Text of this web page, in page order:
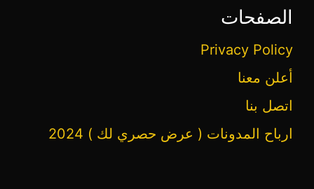
الصفحات
Privacy Policy
أعلن معنا
اتصل بنا
ارباح المدونات ( عرض حصري لك ) 2024